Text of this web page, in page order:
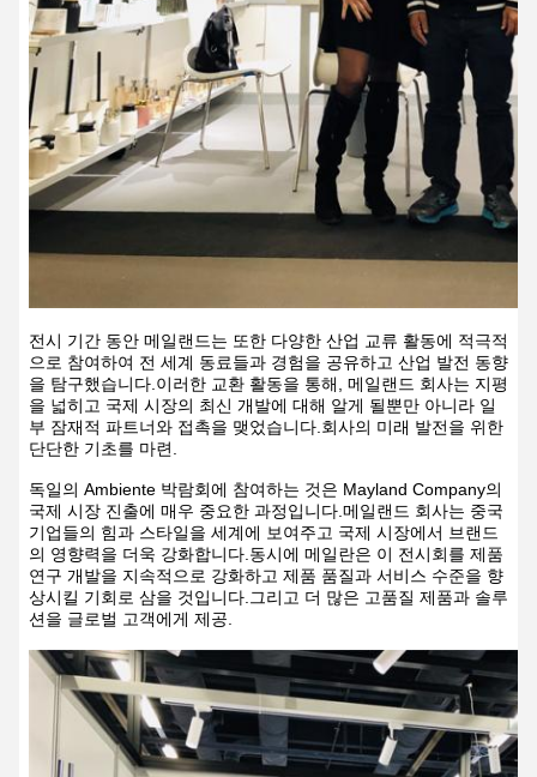
전시 기간 동안 메일랜드는 또한 다양한 산업 교류 활동에 적극적
으로 참여하여 전 세계 동료들과 경험을 공유하고 산업 발전 동향
을 탐구했습니다.이러한 교환 활동을 통해, 메일랜드 회사는 지평
을 넓히고 국제 시장의 최신 개발에 대해 알게 될뿐만 아니라 일
부 잠재적 파트너와 접촉을 맺었습니다.회사의 미래 발전을 위한
단단한 기초를 마련.
독일의 Ambiente 박람회에 참여하는 것은 Mayland Company의
국제 시장 진출에 매우 중요한 과정입니다.메일랜드 회사는 중국
기업들의 힘과 스타일을 세계에 보여주고 국제 시장에서 브랜드
의 영향력을 더욱 강화합니다.동시에 메일란은 이 전시회를 제품
연구 개발을 지속적으로 강화하고 제품 품질과 서비스 수준을 향
상시킬 기회로 삼을 것입니다.그리고 더 많은 고품질 제품과 솔루
션을 글로벌 고객에게 제공.